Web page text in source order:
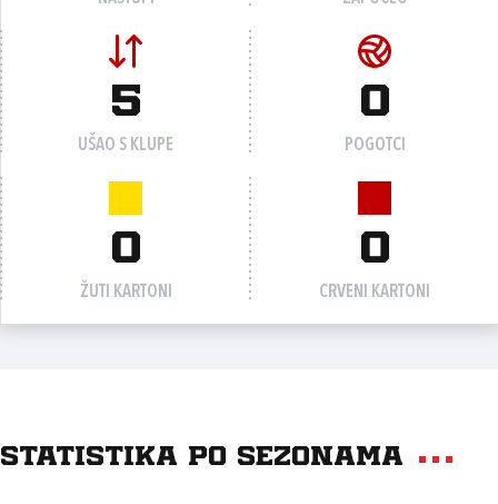
5
UŠAO S KLUPE
0
POGOTCI
0
ŽUTI KARTONI
0
CRVENI KARTONI
Statistika po sezonama